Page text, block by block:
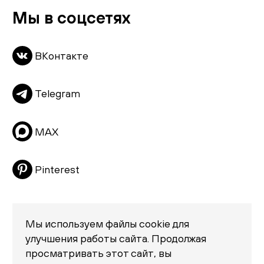
Скачать каталог
Комоды
Пуфы и банкетки
Подушки
Матрасы
Распродажа
Мы в соцсетях
ВКонтакте
Telegram
MAX
Pinterest
Политика конфиденциальности
Мы используем файлы cookie для
улучшения работы сайта. Продолжая
просматривать этот сайт, вы